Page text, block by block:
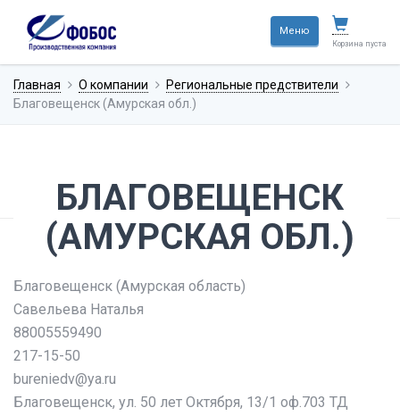
Корзина пуста
Меню
Главная О компании
Региональные предствители
Благовещенск (Амурская обл.)
БЛАГОВЕЩЕНСК
(АМУРСКАЯ ОБЛ.)
Благовещенск (Амурская область)
Савельева Наталья
88005559490
217-15-50
bureniedv@ya.ru
Благовещенск, ул. 50 лет Октября, 13/1 оф.703 ТД